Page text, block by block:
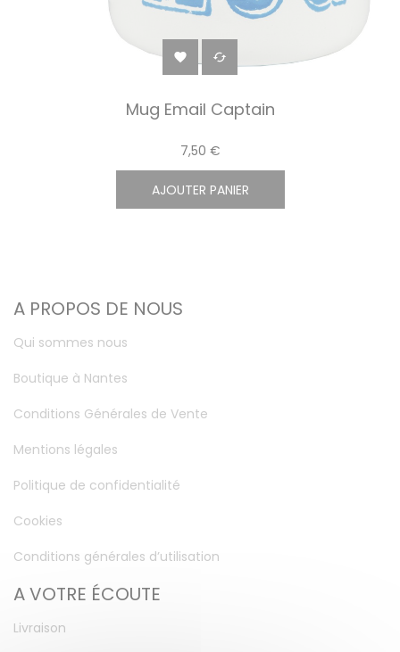
 
Mug Email Captain
7,50 €
AJOUTER PANIER
A PROPOS DE NOUS
Qui sommes nous
Boutique à Nantes
Conditions Générales de Vente
Mentions légales
Politique de confidentialité
Cookies
Conditions générales d’utilisation
A VOTRE ÉCOUTE
Livraison